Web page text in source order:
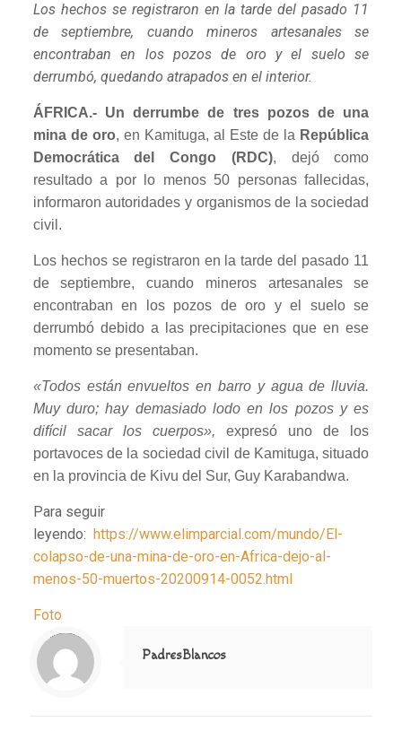
Los hechos se registraron en la tarde del pasado 11
de septiembre, cuando mineros artesanales se
encontraban en los pozos de oro y el suelo se
derrumbó, quedando atrapados en el interior.
ÁFRICA.- Un derrumbe de tres pozos de una
mina de oro, en Kamituga, al Este de la República
Democrática del Congo (RDC), dejó como
resultado a por lo menos 50 personas fallecidas,
informaron autoridades y organismos de la sociedad
civil.
Los hechos se registraron en la tarde del pasado 11
de septiembre, cuando mineros artesanales se
encontraban en los pozos de oro y el suelo se
derrumbó debido a las precipitaciones que en ese
momento se presentaban.
«Todos están envueltos en barro y agua de lluvia.
Muy duro; hay demasiado lodo en los pozos y es
difícil sacar los cuerpos», expresó uno de los
portavoces de la sociedad civil de Kamituga, situado
en la provincia de Kivu del Sur, Guy Karabandwa.
Para seguir
leyendo: https://www.elimparcial.com/mundo/El-
colapso-de-una-mina-de-oro-en-Africa-dejo-al-
menos-50-muertos-20200914-0052.html
Foto
Notice
: Trying to access array offset on value of type null in
/home/misioner/public_html/padresblancos/themes/betheme/includes/content-single.php
on line
286
PadresBlancos